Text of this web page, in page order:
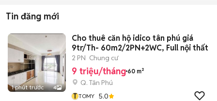
Tin đăng mới
1 phút trước 4
Cho thuê căn hộ idico tân phú giá
9tr/Th- 60m2/2PN+2WC, Full nội thất
2 PN Chung cư
9 triệu/tháng 60 m²
Q. Tân Phú
T TOMY 5.0